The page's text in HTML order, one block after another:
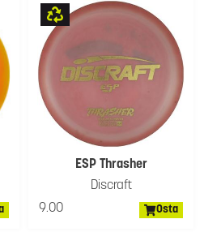
ESP Thrasher
Discraft
9.00
Osta